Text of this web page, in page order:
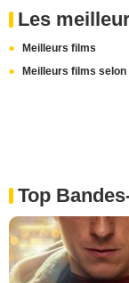
Les
Meilleurs films
Meilleurs films
Top